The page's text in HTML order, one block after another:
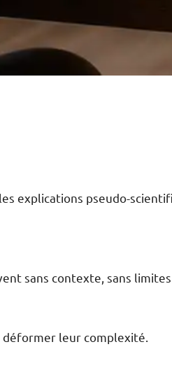
explications pseudo-
sans contexte, sans limites
leur complexité.